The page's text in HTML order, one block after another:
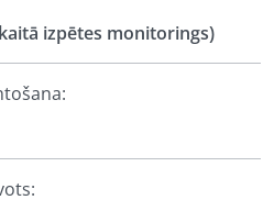
izpētes monitorings)